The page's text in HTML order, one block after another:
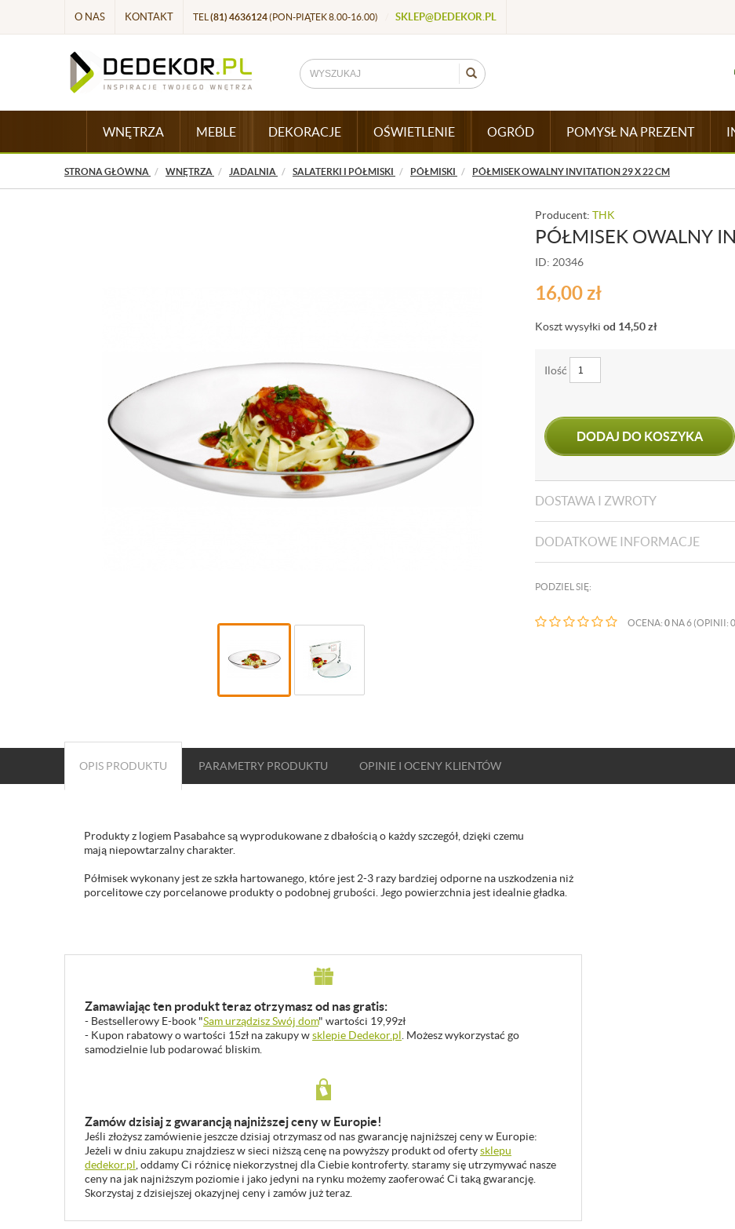
O NAS KONTAKT TEL (81) 4636124(PON-PIĄTEK 8.00-16.00) SKLEP@DEDEKOR.PL
WNĘTRZA MEBLE DEKORACJE OŚWIETLENIE OGRÓD POMYSŁ NA PREZENT
STRONA GŁÓWNA WNĘTRZA JADALNIA SALATERKI I PÓŁMISKI PÓŁMISKI PÓŁMISEK OWALNY INVITATION 29 X 22 CM
Producent: THK
PÓŁMISEK OWALNY
ID: 20346
16,00zł
Koszt wysyłki od 14,50zł
Ilość
DODAJ DO KOSZYKA
DOSTAWA I ZWROTY
DODATKOWE INFORMACJE
PODZIEL SIĘ:
OCENA: 0 NA 6 (OPINII:
OPIS PRODUKTU PARAMETRY PRODUKTU OPINIE I OCENY KLIENTÓW
Produkty z logiem Pasabahce są wyprodukowane z dbałością o każdy szczegół, dzięki czemu
mają niepowtarzalny charakter.
Półmisek wykonany jest ze szkła hartowanego, które jest 2-3 razy bardziej odporne na uszkodzenia niż
porcelitowe czy porcelanowe produkty o podobnej grubości. Jego powierzchnia jest idealnie gładka.
Zamawiając ten produkt teraz otrzymasz od nas gratis:
- Bestsellerowy E-book "Sam urządzisz Swój dom" wartości 19,99zł
- Kupon rabatowy o wartości 15zł na zakupy wsklepie Dedekor.pl . Możesz wykorzystać go
samodzielnie lub podarować bliskim.
Zamów dzisiaj z gwarancją najniższej ceny w Europie!
Jeśli złożysz zamówienie jeszcze dzisiaj otrzymasz od nas gwarancję najniższej ceny w Europie:
Jeżeli w dniu zakupu znajdziesz w sieci niższą cenę na powyższy produkt od ofertysklepu
dedekor.pl , oddamy Ci różnicę niekorzystnej dla Ciebie kontroferty. staramy się utrzymywać nasze
ceny na jak najniższym poziomie i jako jedyni na rynku możemy zaoferować Ci taką gwarancję.
Skorzystaj z dzisiejszej okazyjnej ceny i zamów już teraz.